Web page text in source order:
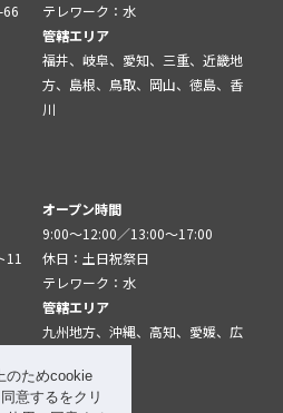
のためcookie
意するをクリ
テレワーク：水
管轄エリア
福井、岐阜、愛知、三重、近畿地
方、島根、鳥取、岡山、徳島、香
川
11
オープン時間
9:00～12:00／13:00～17:00
休日：土日祝祭日
テレワーク：水
管轄エリア
九州地方、沖縄、高知、愛媛、広